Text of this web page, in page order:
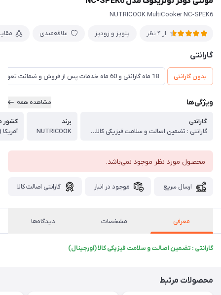
NUTRICOOK MultiCooker NC-SPEK6
از 4 نظر پلوپز و زودپز علاقه‌مندی
گارانتی
بدون گارانتی 18 ماه گارانتی و 60 ماه خدمات پس از فروش و ضمانت تعویض
ویژگی‌ها مشاهده همه
گارانتی
گارانتی : تضمین اصالت و سلامت فیزیکی کالا (اورجینال)
برند
NUTRICOOK
کشور
محصول مورد نظر موجود نمی‌باشد.
ارسال سریع موجود در انبار گارانتی اصالت کالا
معرفی مشخصات دیدگاه‌ها
گارانتی : تضمین اصالت و سلامت فیزیکی کالا (اورجینال)
محصولات مرتبط